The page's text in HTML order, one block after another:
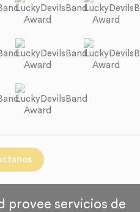
provee servicios de